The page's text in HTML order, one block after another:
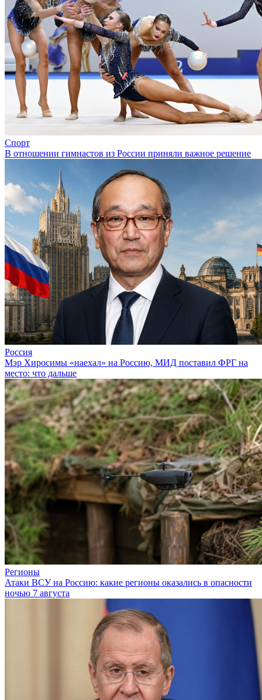
Спорт
В отношении гимнастов из России приняли важное решение
Россия
Мэр Хиросимы «наехал» на Россию, МИД поставил ФРГ на
место: что дальше
Регионы
Атаки ВСУ на Россию: какие регионы оказались в опасности
ночью 7 августа